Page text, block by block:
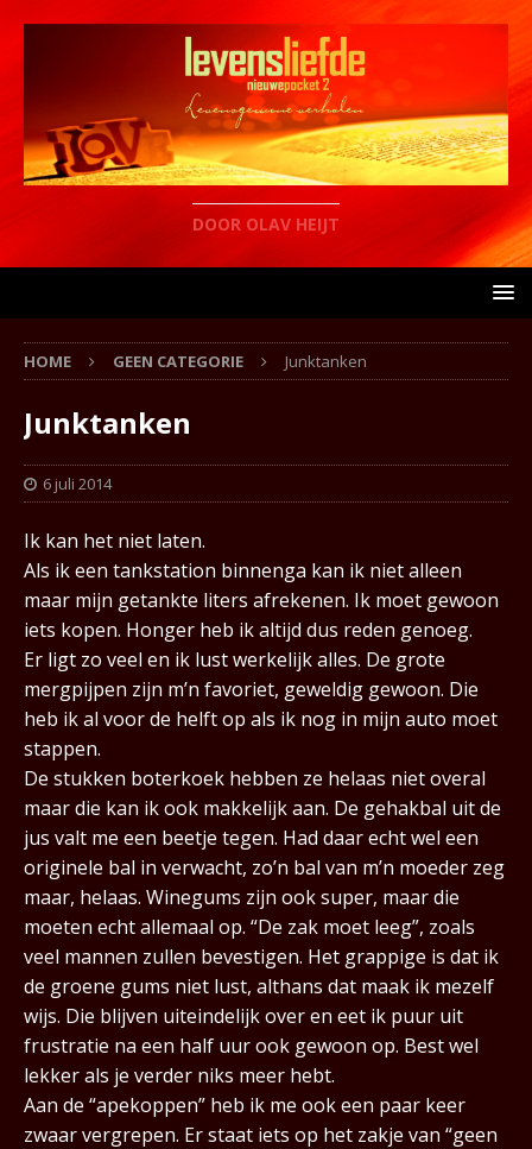
DOOR OLAV HEIJT
HOME GEEN CATEGORIE Junktanken
Junktanken
6 juli 2014
Ik kan het niet laten.
Als ik een tankstation binnenga kan ik niet alleen
maar mijn getankte liters afrekenen. Ik moet gewoon
iets kopen. Honger heb ik altijd dus reden genoeg.
Er ligt zo veel en ik lust werkelijk alles. De grote
mergpijpen zijn m’n favoriet, geweldig gewoon. Die
heb ik al voor de helft op als ik nog in mijn auto moet
stappen.
De stukken boterkoek hebben ze helaas niet overal
maar die kan ik ook makkelijk aan. De gehakbal uit de
jus valt me een beetje tegen. Had daar echt wel een
originele bal in verwacht, zo’n bal van m’n moeder zeg
maar, helaas. Winegums zijn ook super, maar die
moeten echt allemaal op. “De zak moet leeg”, zoals
veel mannen zullen bevestigen. Het grappige is dat ik
de groene gums niet lust, althans dat maak ik mezelf
wijs. Die blijven uiteindelijk over en eet ik puur uit
frustratie na een half uur ook gewoon op. Best wel
lekker als je verder niks meer hebt.
Aan de “apekoppen” heb ik me ook een paar keer
zwaar vergrepen. Er staat iets op het zakje van “geen